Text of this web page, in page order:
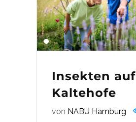
Insekten auf
Kaltehofe
von NABU Hamburg